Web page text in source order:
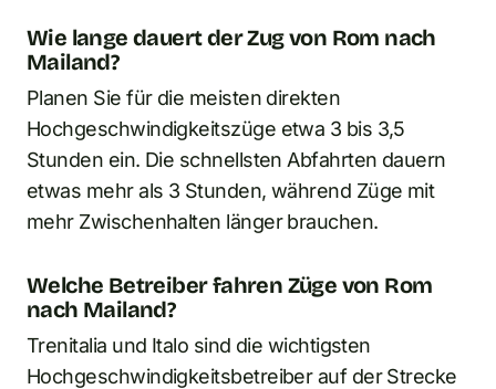
Wie lange dauert der Zug von Rom nach
Mailand?
Planen Sie für die meisten direkten
Hochgeschwindigkeitszüge etwa 3 bis 3,5
Stunden ein. Die schnellsten Abfahrten dauern
etwas mehr als 3 Stunden, während Züge mit
mehr Zwischenhalten länger brauchen.
Welche Betreiber fahren Züge von Rom
nach Mailand?
Trenitalia und Italo sind die wichtigsten
Hochgeschwindigkeitsbetreiber auf der Strecke